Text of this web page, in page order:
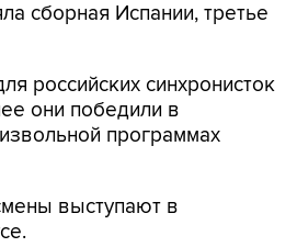
сборная Испании, третье
российских синхронисток
они победили в
программах
выступают в